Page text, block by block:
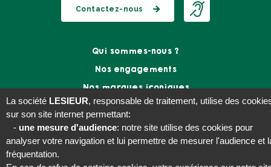
Contactez-nous
Qui sommes-nous ?
Nos engagements
Nos marques iconiques
Travailler chez Lesieur
Nos actualités
Social
menu
La société LESIEUR, responsable de traitement, utilise des
sur son site internet permettant:
- une mesure d'audience: notre site utilise des cookies pour
analyser votre navigation et lui permettre de mesurer l'audience et
fréquentation.